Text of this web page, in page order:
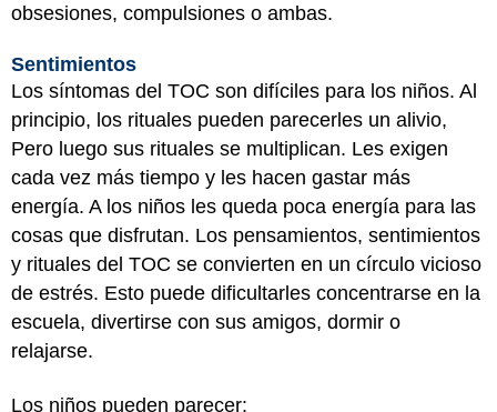
obsesiones, compulsiones o ambas.
Sentimientos
Los síntomas del TOC son difíciles para los niños. Al
principio, los rituales pueden parecerles un alivio,
Pero luego sus rituales se multiplican. Les exigen
cada vez más tiempo y les hacen gastar más
energía. A los niños les queda poca energía para las
cosas que disfrutan. Los pensamientos, sentimientos
y rituales del TOC se convierten en un círculo vicioso
de estrés. Esto puede dificultarles concentrarse en la
escuela, divertirse con sus amigos, dormir o
relajarse.
Los niños pueden parecer: